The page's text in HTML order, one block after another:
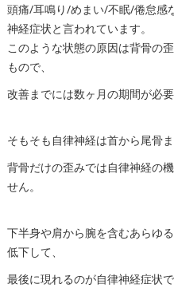
頭痛/耳鳴り/めまい/不眠/倦怠感
神経症状と言われています。
このような状態の原因は背骨の
もので、
改善までには数ヶ月の期間が必要
そもそも自律神経は首から尾骨
背骨だけの歪みでは自律神経の
せん。
下半身や肩から腕を含むあらゆ
低下して、
最後に現れるのが自律神経症状で